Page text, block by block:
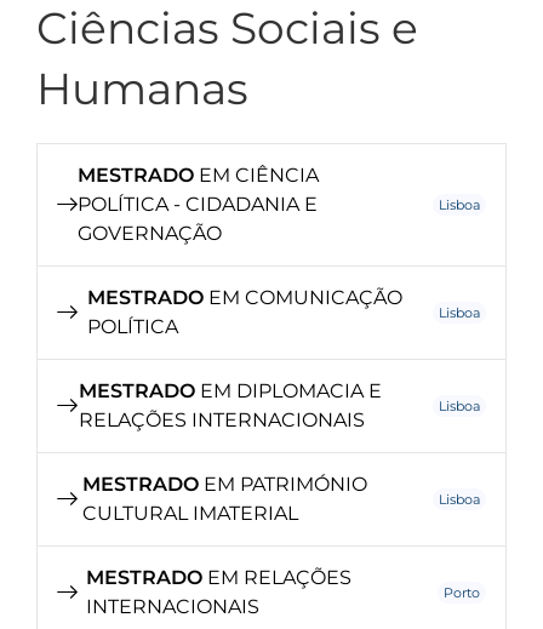
Ciências Sociais e
Humanas
MESTRADO EM CIÊNCIA
POLÍTICA - CIDADANIA E
GOVERNAÇÃO
Lisboa
MESTRADO EM COMUNICAÇÃO
POLÍTICA
Lisboa
MESTRADOEM DIPLOMACIA E
RELAÇÕES INTERNACIONAIS
Lisboa
MESTRADOEM PATRIMÓNIO
CULTURAL IMATERIAL
Lisboa
MESTRADOEM RELAÇÕES
INTERNACIONAIS
Porto